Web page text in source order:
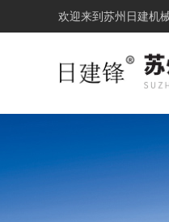
欢迎来到 苏州日建机